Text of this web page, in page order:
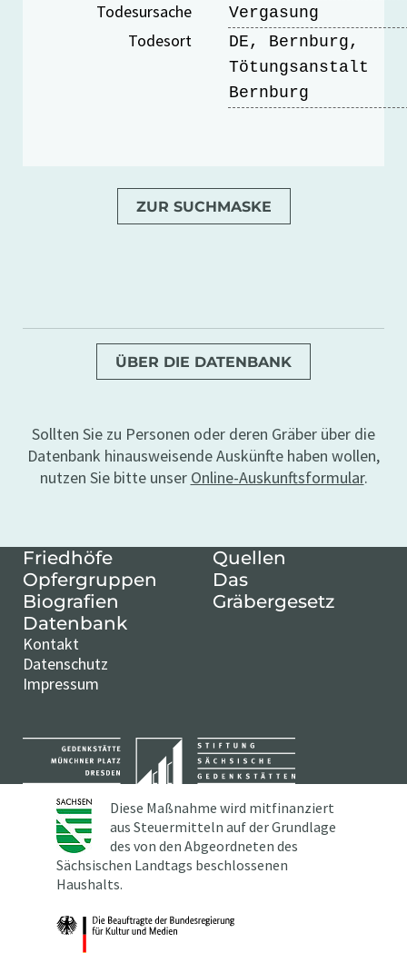
Todesursache Vergasung
Todesort
DE, Bernburg,
Tötungsanstalt
Bernburg
ZUR SUCHMASKE
ÜBER DIE DATENBANK
Sollten Sie zu Personen oder deren Gräber über die
Datenbank hinausweisende Auskünfte haben wollen,
nutzen Sie bitte unser Online-Auskunftsformular.
Friedhöfe
Opfergruppen
Biografien
Datenbank
Quellen
Das
Gräbergesetz
Kontakt
Datenschutz
Impressum
Diese Maßnahme wird mitfinanziert
aus Steuermitteln auf der Grundlage
des von den Abgeordneten des
Sächsischen Landtags beschlossenen
Haushalts.